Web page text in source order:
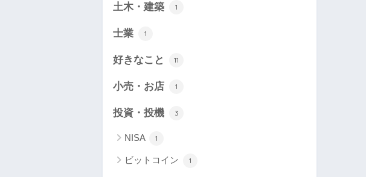
土木・建築 1
士業 1
好きなこと 11
小売・お店 1
投資・投機 3
NISA 1
ビットコイン 1